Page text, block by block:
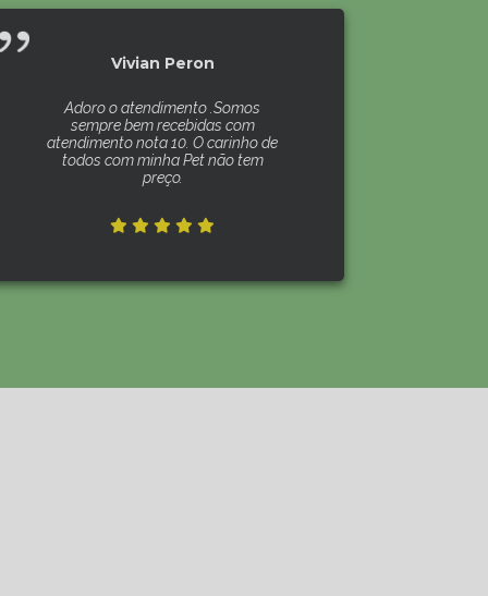
Vivian Peron
Adoro o atendimento .Somos
sempre bem recebidas com
atendimento nota 10. O carinho de
todos com minha Pet não tem
preço.